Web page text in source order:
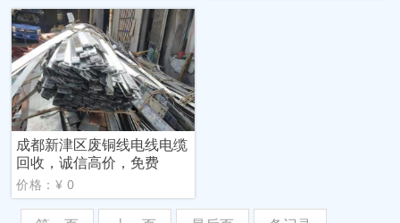
成都新津区废铜线电线电缆
回收，诚信高价，免费
价格：¥ 0